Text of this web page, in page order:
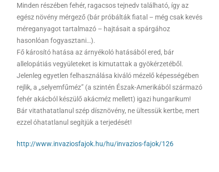
Minden részében fehér, ragacsos tejnedv található, így az
egész növény mérgező (bár próbálták fiatal – még csak kevés
méreganyagot tartalmazó – hajtásait a spárgához
hasonlóan fogyasztani…).
Fő károsító hatása az árnyékoló hatásából ered, bár
allelopátiás vegyületeket is kimutattak a gyökérzetéből.
Jelenleg egyetlen felhasználása kiváló mézelő képességében
rejlik, a „selyemfűméz” (a szintén Észak-Amerikából származó
fehér akácból készülő akácméz mellett) igazi hungarikum!
Bár vitathatatlanul szép dísznövény, ne ültessük kertbe, mert
ezzel óhatatlanul segítjük a terjedését!
http://www.invaziosfajok.hu/hu/invazios-fajok/126